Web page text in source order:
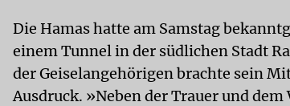
Die Hamas hatte am Samstag
einem Tunnel in der südlichen Stadt
der Geiselangehörigen brachte sein
Ausdruck. »Neben der Trauer und